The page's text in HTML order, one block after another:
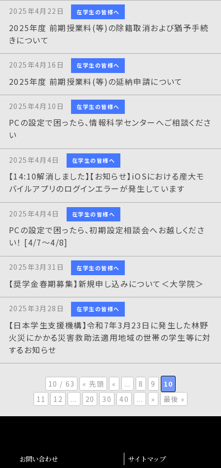
2025年4月22日 在学生の皆様へ
2025年度 前期授業料(等)の除籍取消および猶予手続
きについて
2025年4月16日 在学生の皆様へ
2025年度 前期授業料(等)の延納申請について
2025年4月10日 在学生の皆様へ
PCの設定で困ったら、情報科学センターへご相談くださ
い
2025年4月4日 在学生の皆様へ
【14:10解消しました】【お知らせ】iOSにおける産大モ
バイルアプリのログインエラーが発生しています
2025年4月4日 在学生の皆様へ
PCの設定で困ったら、初期設定相談会へお越しくださ
い！ [4/7～4/8]
2025年3月31日 在学生の皆様へ
【奨学金春期募集】新規申し込みについて＜大学院＞
2025年3月28日 在学生の皆様へ
【日本学生支援機構】令和7年3月23日に発生した林野
火災にかかる災害救助法適用地域の世帯の学生等に対
するお知らせ
10 / 63 « 先頭 « ... 8 9
10
11
12 ... 20 30 40 ... » 最後 »
お問い合わせ サイトマップ